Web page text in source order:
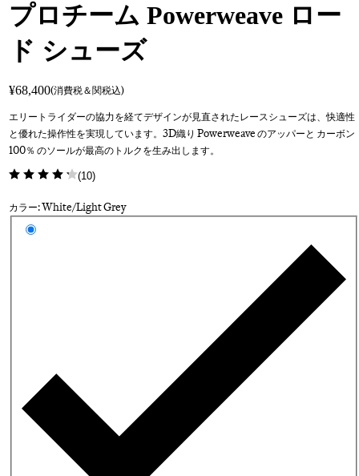
プロチーム Powerweave ロー
ド シューズ
¥68,400(消費税＆関税込)
エリートライダーの協力を経てデザインが見直されたレースシューズは、快適性
と優れた操作性を実現しています。3D織り Powerweave のアッパーと カーボン
100％ のソールが最高のトルクを生み出します。
(10)
カラー: White/Light Grey
カラーを選択